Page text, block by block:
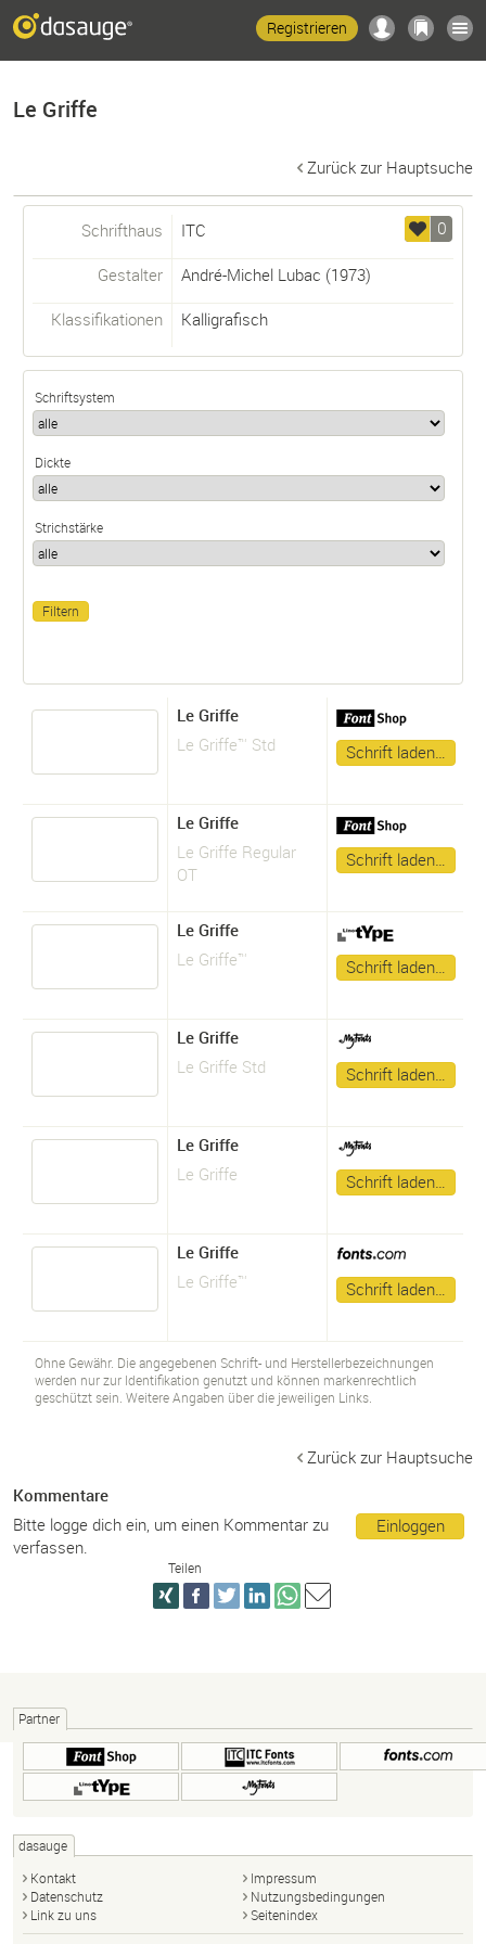
Registrieren
Le Griffe
Zurück zur Hauptsuche
0
Schrifthaus ITC
Gestalter André-Michel Lubac (1973)
Klassifikationen Kalligrafisch
Schriftsystem
Dickte
Strichstärke
Le Griffe
Le Griffe™ Std
Schrift laden…
Le Griffe
Le Griffe Regular
OT
Schrift laden…
Le Griffe
Le Griffe™
Schrift laden…
Le Griffe
Le Griffe Std
Schrift laden…
Le Griffe
Le Griffe
Schrift laden…
Le Griffe
Le Griffe™
Schrift laden…
Ohne Gewähr. Die angegebenen Schrift- und Herstellerbezeichnungen
werden nur zur Identifikation genutzt und können markenrechtlich
geschützt sein. Weitere Angaben über die jeweiligen Links.
Zurück zur Hauptsuche
Kommentare
Einloggen
Bitte logge dich ein, um einen Kommentar zu
verfassen.
Teilen
Partner
dasauge
Kontakt
Impressum
Datenschutz
Nutzungsbedingungen
Link zu uns
Seitenindex